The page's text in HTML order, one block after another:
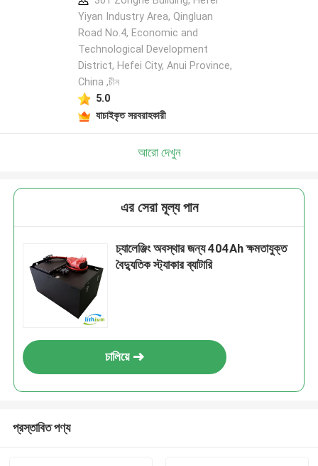
Yiyan Industry Area, Qingluan
Road No.4, Economic and
Technological Development
District, Hefei City, Anui Province,
China ,চীন
5.0
যাচাইকৃত সরবরাহকারী
আরো দেখুন
এর সেরা মূল্য পান
চ্যালেঞ্জিং অবস্থার জন্য 404Ah ক্ষমতাযুক্ত
বৈদ্যুতিক স্ট্যাকার ব্যাটারি
চালিয়ে
প্রস্তাবিত পণ্য